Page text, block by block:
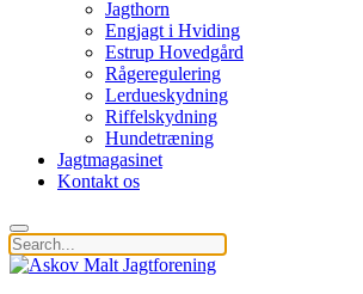
Jagthorn
Engjagt i Hviding
Estrup Hovedgård
Rågeregulering
Lerdueskydning
Riffelskydning
Hundetræning
Jagtmagasinet
Kontakt os